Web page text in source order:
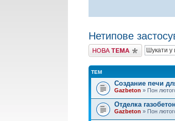
Нетипове
Створити нову тему
ТЕМ
Создание печи
Gazbeton » Пон
Отделка
Gazbeton » Пон